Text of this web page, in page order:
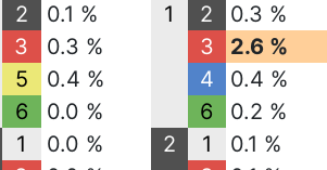
2
0.1 %
3
0.3 %
5
0.4 %
6
0.0 %
1
0.0 %
1
2
0.3 %
3
2.6 %
4
0.4 %
6
0.2 %
2
1
0.1 %